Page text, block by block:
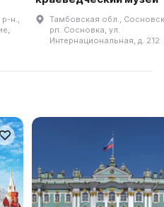
н.,
Тамбовская обл.,
рп. Сосновка, ул.
Интернациональная, д. 212